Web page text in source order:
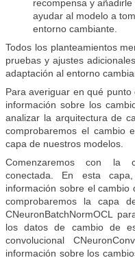
recompensa y
ayudar al modelo a
entorno cambiante.
Todos los planteamientos
pruebas y ajustes
adaptación al entorno
Para averiguar en qué
información sobre los
analizar la arquitectura de
comprobaremos el cambio
capa de nuestros modelos.
Comenzaremos con la
conectada. En esta
información sobre el cambio
comprobaremos la capa
CNeuronBatchNormOCL
los datos de cambio de
convolucional
información sobre los